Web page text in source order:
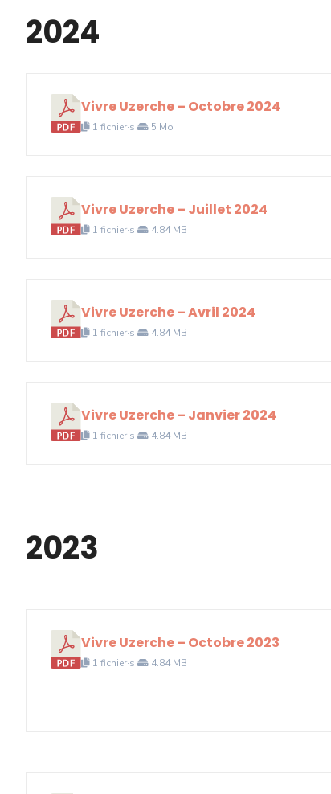
2024
Vivre Uzerche – Octobre 2024
1 fichier·s 5 Mo
Vivre Uzerche – Juillet 2024
1 fichier·s 4.84 MB
Vivre Uzerche – Avril 2024
1 fichier·s 4.84 MB
Vivre Uzerche – Janvier 2024
1 fichier·s 4.84 MB
2023
Vivre Uzerche – Octobre 2023
1 fichier·s 4.84 MB